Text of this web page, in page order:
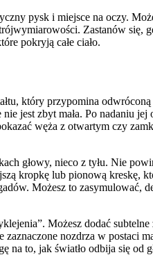
pysk i miejsce na oczy.
Zastanów się,
pokryją całe ciało.
który przypomina
jest zbyt mała. Po nadaniu jej
węża z otwartym czy
głowy, nieco z tyłu. Nie
kropkę lub pionową kreskę,
Możesz to zasymulować,
Możesz dodać
nozdrza w postaci
to, jak światło odbija się od